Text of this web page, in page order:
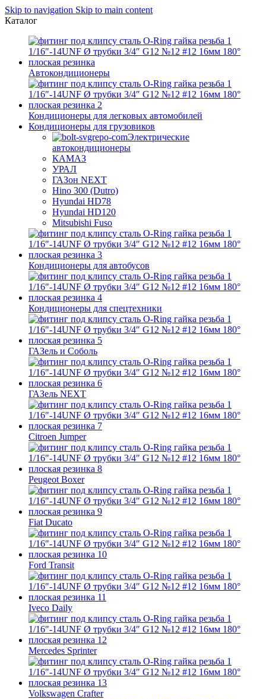
Skip to navigation Skip to main content
Каталог
Автокондиционеры
Кондиционеры для легковых автомобилей
Кондиционеры для грузовиков
Электрические
автокондиционеры
КАМАЗ
УРАЛ
ГАЗон NEXT
Hino 300 (Dutro)
Hyundai HD78
Hyundai HD120
Mitsubishi Fuso
Кондиционеры для автобусов
Кондиционеры для спецтехники
ГАЗель и Соболь
ГАЗель NEXT
Citroen Jumper
Peugeot Boxer
Fiat Ducato
Ford Transit
Iveco Daily
Mercedes Sprinter
Volkswagen Crafter